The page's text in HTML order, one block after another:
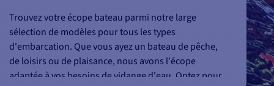
Trouvez votre écope bateau parmi notre large
sélection de modèles pour tous les types
d'embarcation. Que vous ayez un bateau de pêche,
de loisirs ou de plaisance, nous avons l'écope
adaptée à vos besoins de vidange d'eau. Optez pour